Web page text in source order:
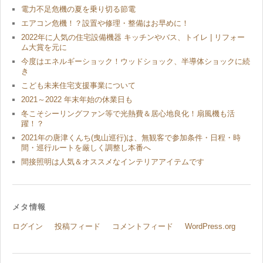
電力不足危機の夏を乗り切る節電
エアコン危機！？設置や修理・整備はお早めに！
2022年に人気の住宅設備機器 キッチンやバス、トイレ | リフォー
ム大賞を元に
今度はエネルギーショック！ウッドショック、半導体ショックに続
き
こども未来住宅支援事業について
2021～2022 年末年始の休業日も
冬こそシーリングファン等で光熱費＆居心地良化！扇風機も活
躍！？
2021年の唐津くんち(曳山巡行)は、無観客で参加条件・日程・時
間・巡行ルートを厳しく調整し本番へ
間接照明は人気＆オススメなインテリアアイテムです
メタ情報
ログイン 投稿フィード コメントフィード WordPress.org